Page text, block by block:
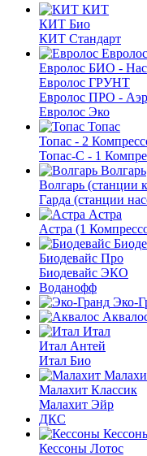
КИТ
КИТ Био
КИТ Стандарт
Евролос
Евролос БИО -
Евролос ГРУНТ
Евролос ПРО -
Евролос Эко
Топас
Топас - 2
Топас-С - 1
Волгарь
Волгарь (станции
Гарда (станции
Астра
Астра (1
Биодевайс Про
Биодевайс ЭКО
Воданофф
Эко-
Итал
Итал Антей
Итал Био
Малахит Классик
Малахит Эйр
ДКС
Кессоны Лотос